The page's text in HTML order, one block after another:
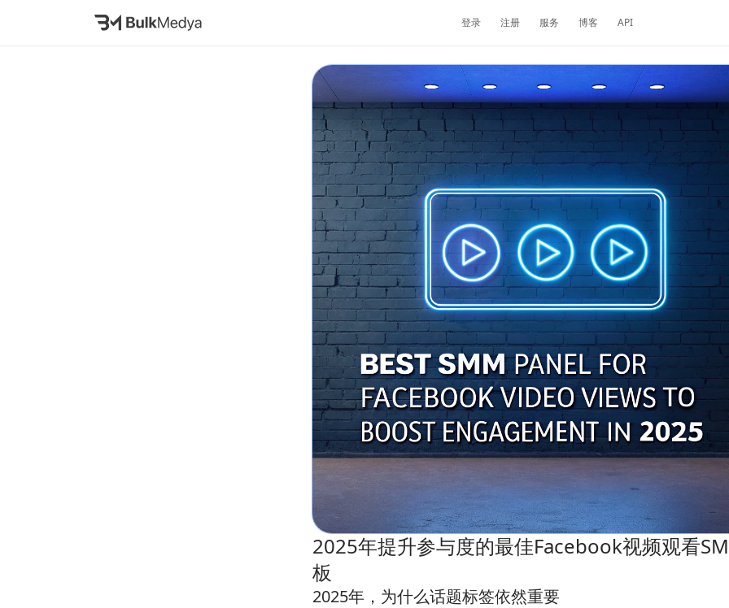
登录 注册 服务 博客 API
2025年提升参与度的最佳Facebook视频观看
板
2025年，为什么话题标签依然重要